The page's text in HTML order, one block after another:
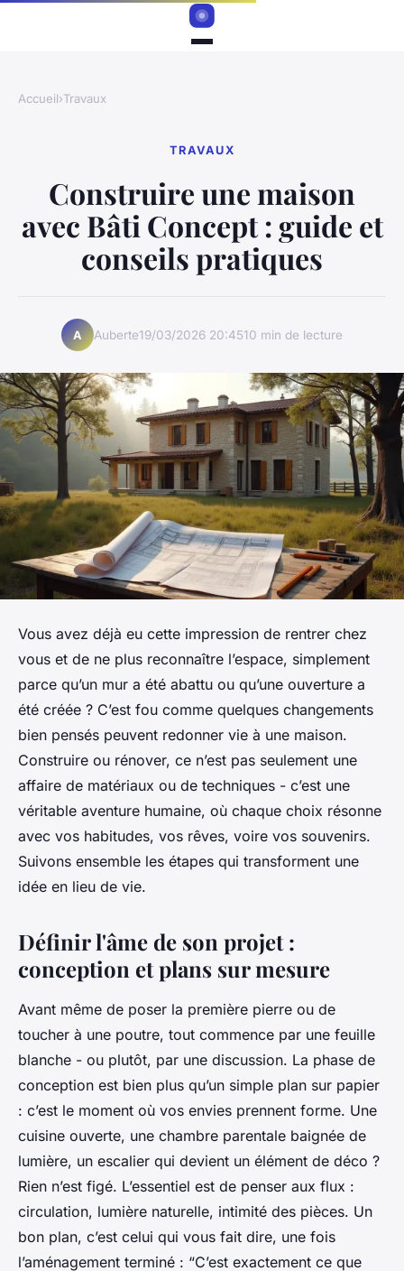
Accueil›Travaux
TRAVAUX
Construire une maison
avec Bâti Concept : guide et
conseils pratiques
A Auberte19/03/2026 20:4510 min de lecture
Vous avez déjà eu cette impression de rentrer chez
vous et de ne plus reconnaître l’espace, simplement
parce qu’un mur a été abattu ou qu’une ouverture a
été créée ? C’est fou comme quelques changements
bien pensés peuvent redonner vie à une maison.
Construire ou rénover, ce n’est pas seulement une
affaire de matériaux ou de techniques - c’est une
véritable aventure humaine, où chaque choix résonne
avec vos habitudes, vos rêves, voire vos souvenirs.
Suivons ensemble les étapes qui transforment une
idée en lieu de vie.
Définir l'âme de son projet :
conception et plans sur mesure
Avant même de poser la première pierre ou de
toucher à une poutre, tout commence par une feuille
blanche - ou plutôt, par une discussion. La phase de
conception est bien plus qu’un simple plan sur papier
: c’est le moment où vos envies prennent forme. Une
cuisine ouverte, une chambre parentale baignée de
lumière, un escalier qui devient un élément de déco ?
Rien n’est figé. L’essentiel est de penser aux flux :
circulation, lumière naturelle, intimité des pièces. Un
bon plan, c’est celui qui vous fait dire, une fois
l’aménagement terminé : “C’est exactement ce que